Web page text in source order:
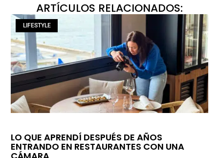
ARTÍCULOS RELACIONADOS:
LIFESTYLE
LO QUE APRENDÍ DESPUÉS DE AÑOS
ENTRANDO EN RESTAURANTES CON UNA